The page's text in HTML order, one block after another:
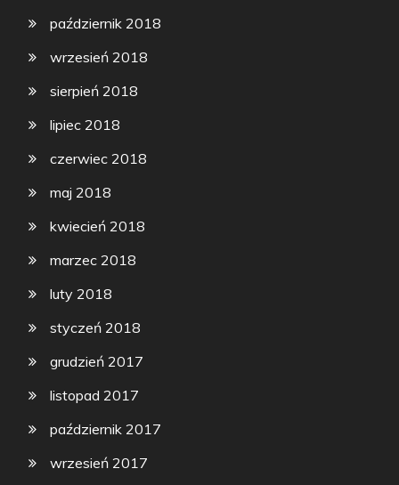
październik 2018
wrzesień 2018
sierpień 2018
lipiec 2018
czerwiec 2018
maj 2018
kwiecień 2018
marzec 2018
luty 2018
styczeń 2018
grudzień 2017
listopad 2017
październik 2017
wrzesień 2017